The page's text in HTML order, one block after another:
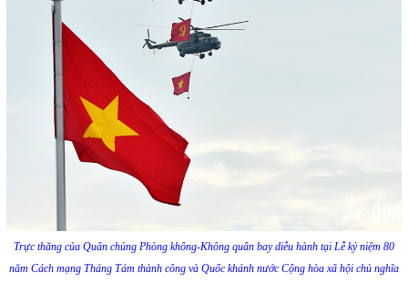
Trực thăng của Quân chủng Phòng không-Không quân bay diễu hành tại Lễ kỷ niệm 80
năm Cách mạng Tháng Tám thành công và Quốc khánh nước Cộng hòa xã hội chủ nghĩa